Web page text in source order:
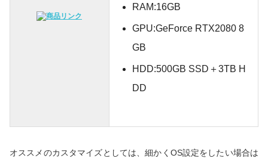
RAM:16GB
GPU:GeForce RTX2080 8
GB
HDD:500GB SSD＋3TB H
DD
オススメのカスタマイズとしては、細かくOS設定をしたい場合は